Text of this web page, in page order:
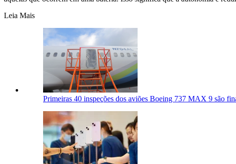
Leia Mais
Primeiras 40 inspeções dos aviões Boeing 737 MAX 9 são